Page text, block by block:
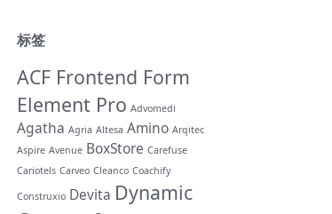
标签
ACF Frontend Form
Element Pro Advomedi
Agatha Agria Altesa Amino Arqitec
Aspire Avenue BoxStore Carefuse
Cariotels Carveo Cleanco Coachify
Construxio Devita Dynamic